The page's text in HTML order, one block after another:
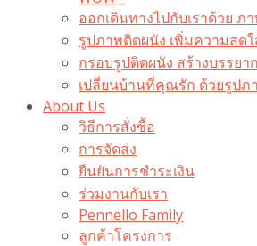
ออกเดินทางไปกับเราด้วย ภ
รูปภาพติดผนัง เพิ่มความส
กรอบรูปติดผนัง สร้างบรรย
เปลี่ยนบ้านที่คุณรัก ด้วยรูป
About Us
วิธีการสั่งซื้อ
การจัดส่ง
ยืนยันการชำระเงิน
ร่วมงานกับเรา
Pennello Family
ลูกค้าโครงการ